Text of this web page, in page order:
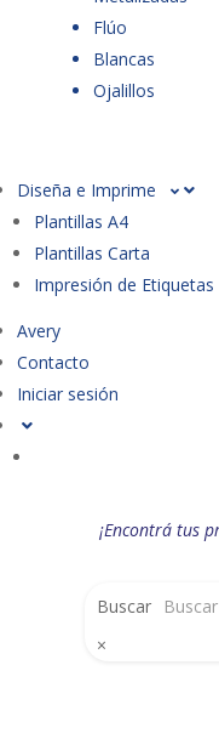
Flúo
Blancas
Ojalillos
Diseña e Imprime
Plantillas A4
Plantillas Carta
Impresión de Etiquetas
Avery
Contacto
Iniciar sesión
¡Encontrá tus
Buscar
×